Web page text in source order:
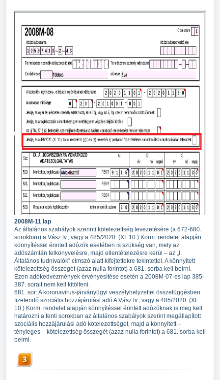
2008M-11 lap
Az általános szabályok szerinti kötelezettség levezetésére (a 672-680.
sorokban) a Vász tv., vagy a 485/2020. (XI. 10.) Korm. rendelet alapján
könnyítéssel érintett adózók esetében is szükség van, mely az
adószámlán felkönyvelésre, majd ellentételezésre kerül – az „I.
Általános tudnivalók” címszó alatt kifejtettekre tekintettel. A könnyített
kötelezettség összegét (azaz nulla forintot) a 681. sorba kell beírni.
Ezen adókedvezmények érvényesítése esetén a 2008M-07-es lap 385-
387. sorait nem kell kitölteni.
681. sor: A koronavírus-járványügyi veszélyhelyzettel összefüggésben
fizetendő szociális hozzájárulási adó A Vász tv., vagy a 485/2020. (XI.
10.) Korm. rendelet alapján könnyítéssel érintett adózóknak is meg kell
határozni a fenti sorokban az általános szabályok szerint megállapított
szociális hozzájárulási adó kötelezettséget, majd a könnyített –
tényleges – kötelezettség összegét (azaz nulla forintot) a 681. sorba kell
beírni.